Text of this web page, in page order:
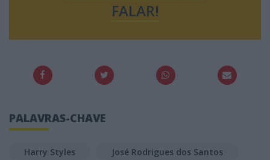
FALAR!
PALAVRAS-CHAVE
Harry Styles José Rodrigues dos Santos